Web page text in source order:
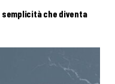
che diventa